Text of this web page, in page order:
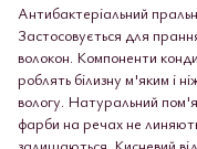
Антибактеріальний
Застосовується для
волокон. Компоненти
роблять білизну м'яким і
вологу. Натуральний
фарби на речах не